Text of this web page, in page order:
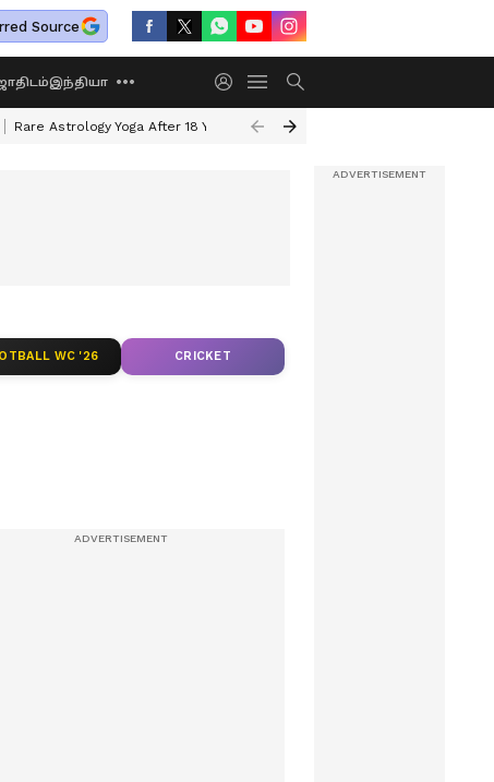
Source
இந்தியா
Rare Astrology Yoga After 18 Years Dwi Pushkar Yoga 2026
WC '26 CRICKET